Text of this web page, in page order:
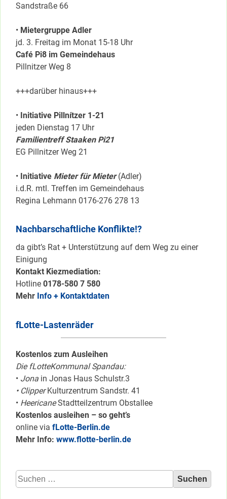
Sandstraße 66
• Mietergruppe Adler
jd. 3. Freitag im Monat 15-18 Uhr
Café Pi8 im Gemeindehaus
Pillnitzer Weg 8
+++darüber hinaus+++
• Initiative Pillnítzer 1-21
jeden Dienstag 17 Uhr
Familientreff Staaken Pi21
EG Pillnitzer Weg 21
• Initiative Mieter für Mieter(Adler)
i.d.R. mtl. Treffen im Gemeindehaus
Regina Lehmann 0176-276 278 13
Nachbarschaftliche Konflikte!?
da gibt’s Rat + Unterstützung auf dem Weg zu einer
Einigung
Kontakt Kiezmediation:
Hotline 0178-580 7 580
Mehr Info + Kontaktdaten
fLotte-Lastenräder
Kostenlos zum Ausleihen
Die fLotteKommunal Spandau:
• Jona in Jonas Haus Schulstr.3
• ClipperKulturzentrum Sandstr. 41
• HeericaneStadtteilzentrum Obstallee
Kostenlos ausleihen – so geht’s
online via fLotte-Berlin.de
Mehr Info: www.flotte-berlin.de
Suchen
nach: